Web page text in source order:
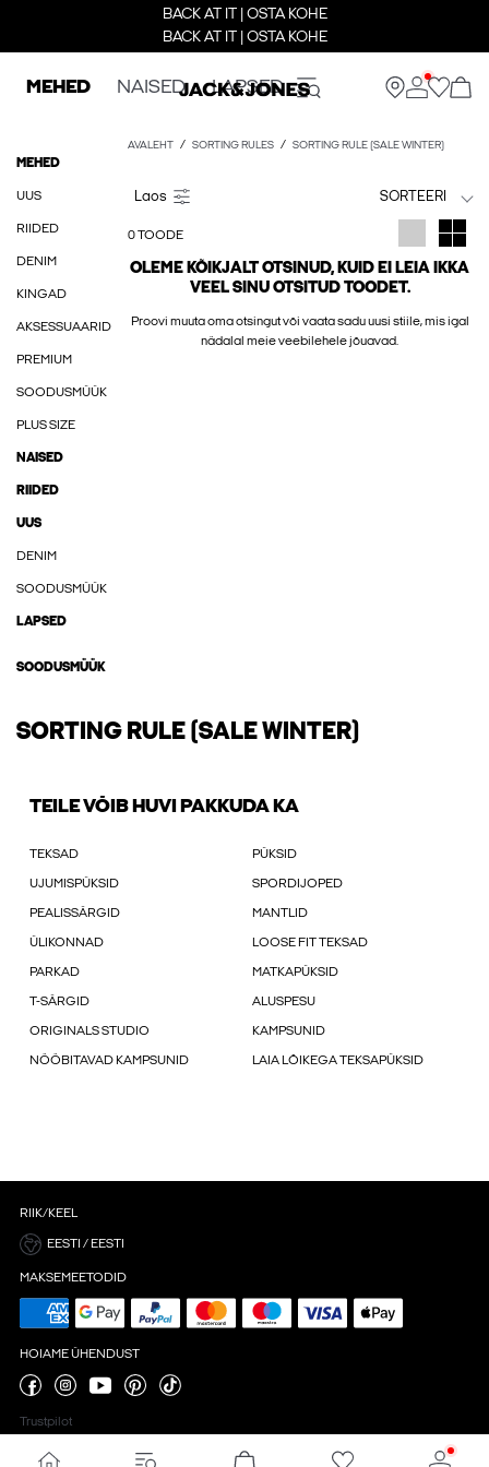
BACK AT IT | OSTA KOHE
BACK AT IT | OSTA KOHE
MEHED NAISED LAPSED
MEHED
UUS
RIIDED
DENIM
KINGAD
AKSESSUAARID
PREMIUM
SOODUSMÜÜK
PLUS SIZE
NAISED
RIIDED
UUS
DENIM
SOODUSMÜÜK
LAPSED
SOODUSMÜÜK
AVALEHT SORTING RULES SORTING RULE (SALE WINTER)
SORTEERI
0 TOODE
OLEME KÕIKJALT OTSINUD, KUID EI LEIA IKKA
VEEL SINU OTSITUD TOODET.
Proovi muuta oma otsingut või vaata sadu uusi stiile, mis igal
nädalal meie veebilehele jõuavad.
SORTING RULE (SALE WINTER)
TEILE VÕIB HUVI PAKKUDA KA
TEKSAD PÜKSID
UJUMISPÜKSID SPORDIJOPED
PEALISSÄRGID MANTLID
ÜLIKONNAD LOOSE FIT TEKSAD
PARKAD MATKAPÜKSID
T-SÄRGID ALUSPESU
ORIGINALS STUDIO KAMPSUNID
NÖÖBITAVAD KAMPSUNID LAIA LÕIKEGA TEKSAPÜKSID
RIIK/KEEL
EESTI / EESTI
MAKSEMEETODID
HOIAME ÜHENDUST
Trustpilot